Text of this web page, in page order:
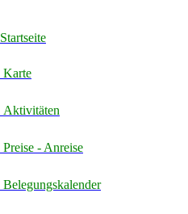
Startseite
Karte
Aktivitäten
Preise - Anreise
Belegungskalender